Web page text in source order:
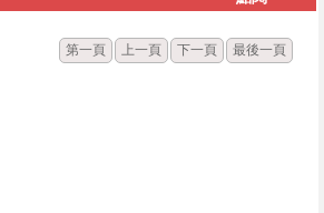
第一頁 上一頁 下一頁 最後一頁